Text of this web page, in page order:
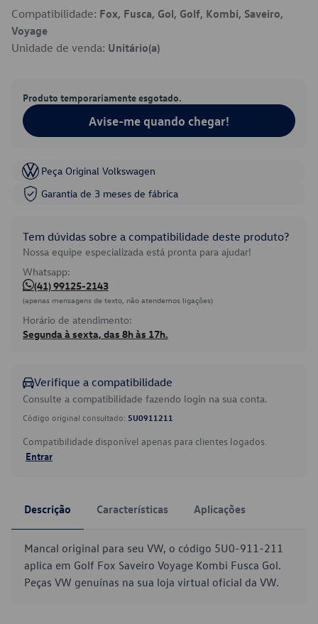
Compatibilidade: Fox, Fusca, Gol, Golf, Kombi, Saveiro,
Voyage
Unidade de venda: Unitário(a)
Produto temporariamente esgotado.
Avise-me quando chegar!
Peça Original Volkswagen
Garantia de 3 meses de fábrica
Tem dúvidas sobre a compatibilidade deste produto?
Nossa equipe especializada está pronta para ajudar!
Whatsapp:
(41) 99125-2143
(apenas mensagens de texto, não atendemos ligações)
Horário de atendimento:
Segunda à sexta, das 8h às 17h.
Verifique a compatibilidade
Consulte a compatibilidade fazendo login na sua conta.
Código original consultado: 5U0911211
Compatibilidade disponível apenas para clientes logados.
Entrar
Descrição Características Aplicações
Mancal original para seu VW, o código 5U0-911-211
aplica em Golf Fox Saveiro Voyage Kombi Fusca Gol.
Peças VW genuínas na sua loja virtual oficial da VW.